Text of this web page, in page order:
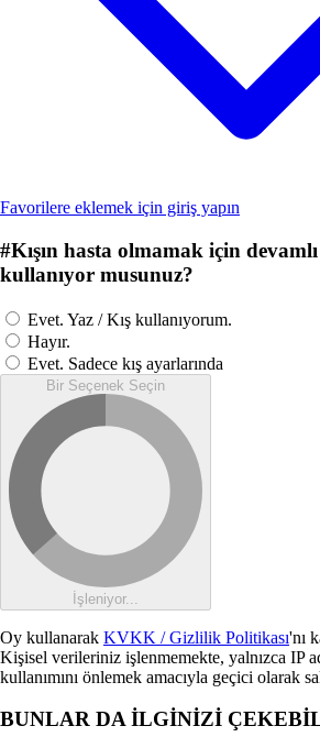
Favorilere eklemek için giriş yapın
#Kışın hasta olmamak için
kullanıyor musunuz?
Evet. Yaz / Kış kullanıyorum.
Hayır.
Evet. Sadece kış ayarlarında
Bir Seçenek Seçin
İşleniyor...
Oy kullanarak KVKK / Gizlilik Politikası'nı
Kişisel verileriniz işlenmemekte, yalnızca IP
kullanımını önlemek amacıyla geçici olarak
BUNLAR DA İLGİNİZİ